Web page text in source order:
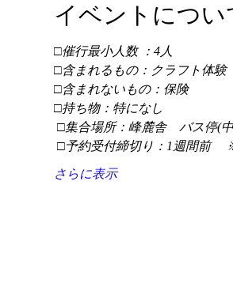
イベントについ
□催行最小人数 ：4人
□含まれるもの：クラフト体験
□含まれないもの：保険
□持ち物：特になし
□集合場所：峰麓舎　バス停(
□予約受付締切り：1週間前
さらに表示